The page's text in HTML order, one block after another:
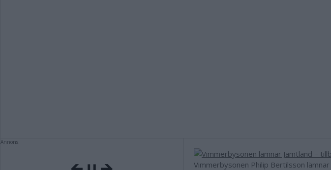
Annons:
Vimmerbysonen Philip Bertilsson